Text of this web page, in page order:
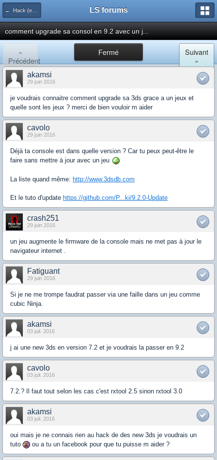
← Hack (exploits, homebrews...) LS forums
comment upgrade sa consol en 9.2 avec un j...
Fermé
«
Précédent
Suivant
»
akamsi
29 juin 2016
je voudrais connaitre comment upgrade sa 3ds grace a un jeux et
quelle sont les jeux ? merci de bien vouloir m aider
cavolo
29 juin 2016
Déjà ta console est dans quelle version ? Car tu peux peut-être le
faire sans mettre à jour avec un jeu
La liste quand même: http://www.3dsdb.com
Et le tuto d'update https://github.com/P...ki/9.2.0-Update
crash251
29 juin 2016
un jeu augmente le firmware de la console mais ne met pas à jour le
navigateur internet .
Fatiguant
29 juin 2016
Si je ne me trompe faudrat passer via une faille dans un jeu comme
cubic Ninja.
akamsi
03 juil. 2016
j ai une new 3ds en version 7.2 et je voudrais la passer en 9.2
cavolo
03 juil. 2016
7.2.? Il faut tout selon les cas c'est rxtool 2.5 sinon rxtool 3.0
akamsi
03 juil. 2016
oui mais je ne connais rien au hack de des new 3ds je voudrais un
tuto
ou a tu un facebook pour que tu puisse m aider ?